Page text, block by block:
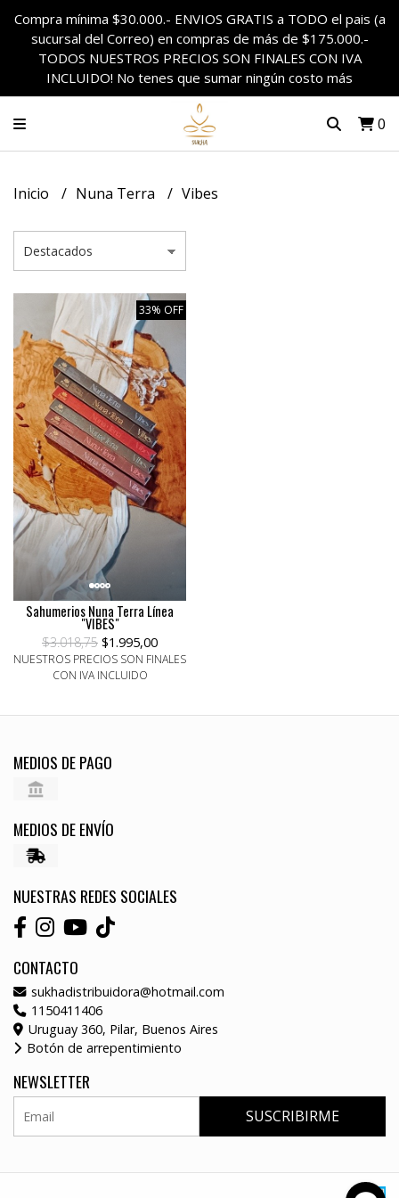
Compra mínima $30.000.- ENVIOS GRATIS a TODO el pais (a
sucursal del Correo) en compras de más de $175.000.-
TODOS NUESTROS PRECIOS SON FINALES CON IVA
INCLUIDO! No tenes que sumar ningún costo más
0
Inicio Nuna Terra Vibes
33% OFF
Sahumerios Nuna Terra Línea
"VIBES"
$3.018,75 $1.995,00
NUESTROS PRECIOS SON FINALES
CON IVA INCLUIDO
MEDIOS DE PAGO
MEDIOS DE ENVÍO
NUESTRAS REDES SOCIALES
CONTACTO
sukhadistribuidora@hotmail.com
1150411406
Uruguay 360, Pilar, Buenos Aires
Botón de arrepentimiento
NEWSLETTER
SUSCRIBIRME